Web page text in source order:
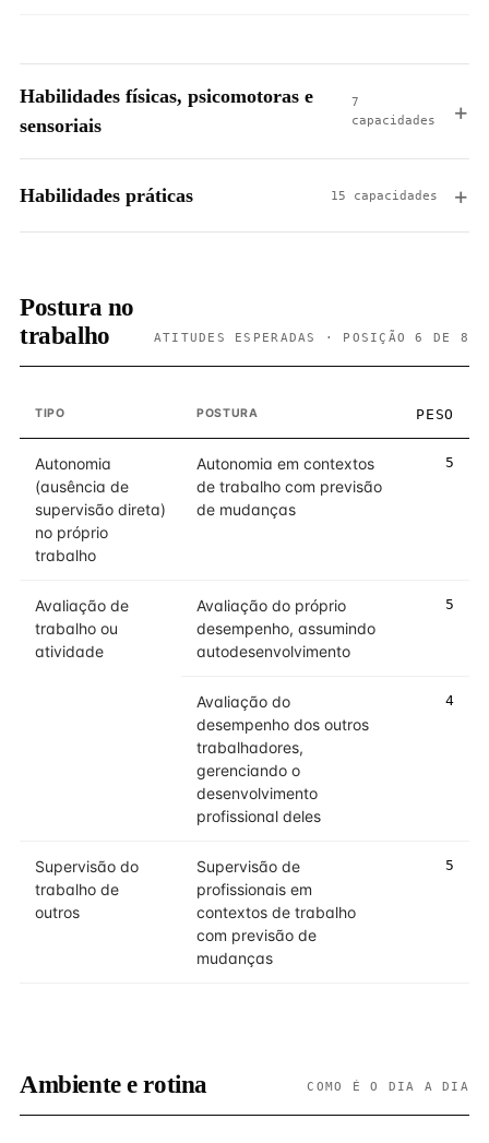
Habilidades físicas, psicomotoras e
sensoriais
7
capacidades
Habilidades práticas 15 capacidades
Postura no
trabalho
ATITUDES ESPERADAS · POSIÇÃO 6 DE 8
TIPO POSTURA PESO
Autonomia
(ausência de
supervisão direta)
no próprio
trabalho
Autonomia em contextos
de trabalho com previsão
de mudanças
5
Avaliação de
trabalho ou
atividade
Avaliação do próprio
desempenho, assumindo
autodesenvolvimento
5
Avaliação do
desempenho dos outros
trabalhadores,
gerenciando o
desenvolvimento
profissional deles
4
Supervisão do
trabalho de
outros
Supervisão de
profissionais em
contextos de trabalho
com previsão de
mudanças
5
Ambiente e rotina COMO É O DIA A DIA